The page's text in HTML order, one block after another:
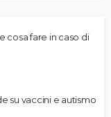
cosa fare in caso di
su vaccini e autismo